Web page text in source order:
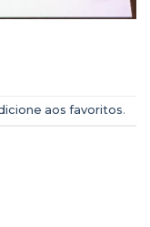
aos favoritos.